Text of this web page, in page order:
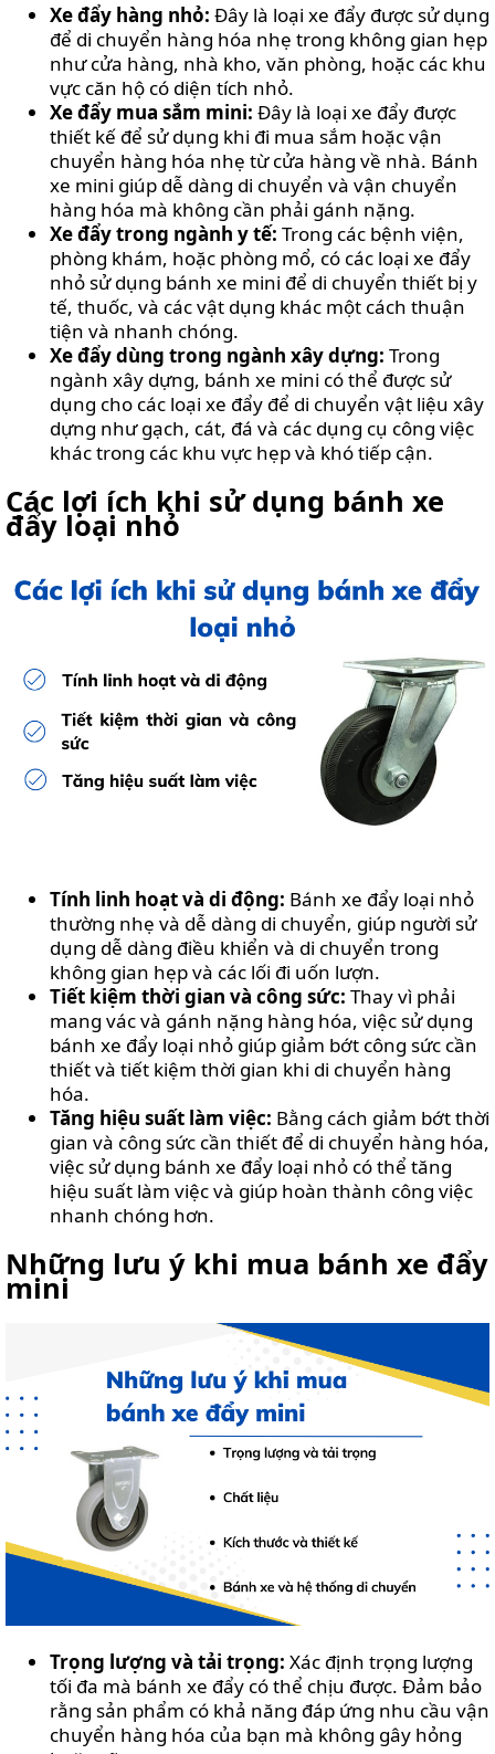
Xe đẩy hàng nhỏ: Đây là loại xe đẩy được sử dụng
để di chuyển hàng hóa nhẹ trong không gian hẹp
như cửa hàng, nhà kho, văn phòng, hoặc các khu
vực căn hộ có diện tích nhỏ.
Xe đẩy mua sắm mini: Đây là loại xe đẩy được
thiết kế để sử dụng khi đi mua sắm hoặc vận
chuyển hàng hóa nhẹ từ cửa hàng về nhà. Bánh
xe mini giúp dễ dàng di chuyển và vận chuyển
hàng hóa mà không cần phải gánh nặng.
Xe đẩy trong ngành y tế: Trong các bệnh viện,
phòng khám, hoặc phòng mổ, có các loại xe đẩy
nhỏ sử dụng bánh xe mini để di chuyển thiết bị y
tế, thuốc, và các vật dụng khác một cách thuận
tiện và nhanh chóng.
Xe đẩy dùng trong ngành xây dựng: Trong
ngành xây dựng, bánh xe mini có thể được sử
dụng cho các loại xe đẩy để di chuyển vật liệu xây
dựng như gạch, cát, đá và các dụng cụ công việc
khác trong các khu vực hẹp và khó tiếp cận.
Các lợi ích khi sử dụng bánh xe
đẩy loại nhỏ
Tính linh hoạt và di động: Bánh xe đẩy loại nhỏ
thường nhẹ và dễ dàng di chuyển, giúp người sử
dụng dễ dàng điều khiển và di chuyển trong
không gian hẹp và các lối đi uốn lượn.
Tiết kiệm thời gian và công sức: Thay vì phải
mang vác và gánh nặng hàng hóa, việc sử dụng
bánh xe đẩy loại nhỏ giúp giảm bớt công sức cần
thiết và tiết kiệm thời gian khi di chuyển hàng
hóa.
Tăng hiệu suất làm việc: Bằng cách giảm bớt thời
gian và công sức cần thiết để di chuyển hàng hóa,
việc sử dụng bánh xe đẩy loại nhỏ có thể tăng
hiệu suất làm việc và giúp hoàn thành công việc
nhanh chóng hơn.
Những lưu ý khi mua bánh xe đẩy
mini
Trọng lượng và tải trọng: Xác định trọng lượng
tối đa mà bánh xe đẩy có thể chịu được. Đảm bảo
rằng sản phẩm có khả năng đáp ứng nhu cầu vận
chuyển hàng hóa của bạn mà không gây hỏng